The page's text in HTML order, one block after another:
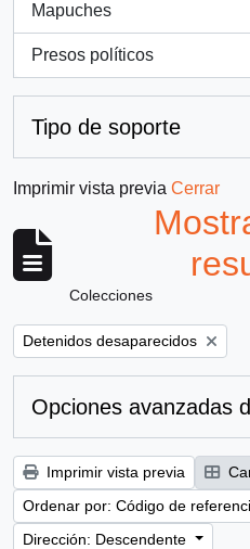
Mapuches
, 4 resultados
Presos políticos
, 4 resultados
Tipo de soporte
Imprimir vista previa Cerrar
Colecciones
Remove filter:
Detenidos desaparecidos
Opciones avanzadas
Imprimir vista previa
Ordenar por: Código de
Dirección: Descendente